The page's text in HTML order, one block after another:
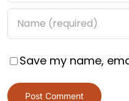
Save my name,